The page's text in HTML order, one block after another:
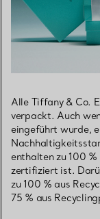
Alle Tiffany & Co.
verpackt. Auch
eingeführt wurde,
enthalten zu 100
zertifiziert ist.
zu 100 % aus
75 % aus